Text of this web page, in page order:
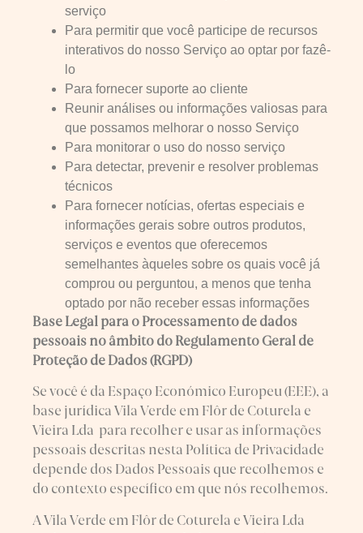
serviço
Para permitir que você participe de recursos
interativos do nosso Serviço ao optar por fazê-
lo
Para fornecer suporte ao cliente
Reunir análises ou informações valiosas para
que possamos melhorar o nosso Serviço
Para monitorar o uso do nosso serviço
Para detectar, prevenir e resolver problemas
técnicos
Para fornecer notícias, ofertas especiais e
informações gerais sobre outros produtos,
serviços e eventos que oferecemos
semelhantes àqueles sobre os quais você já
comprou ou perguntou, a menos que tenha
optado por não receber essas informações
Base Legal para o Processamento de dados
pessoais no âmbito do Regulamento Geral de
Proteção de Dados (RGPD)
Se você é da Espaço Económico Europeu (EEE), a
base jurídica Vila Verde em Flôr de Coturela e
Vieira Lda para recolher e usar as informações
pessoais descritas nesta Política de Privacidade
depende dos Dados Pessoais que recolhemos e
do contexto específico em que nós recolhemos.
A Vila Verde em Flôr de Coturela e Vieira Lda